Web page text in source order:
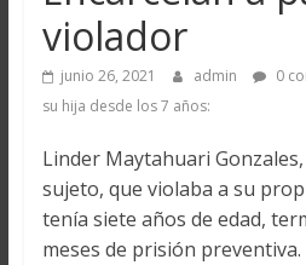
violador
junio 26, 2021 admin 0
su hija desde los 7 años:
Linder Maytahuari
sujeto, que violaba a su
tenía siete años de edad,
meses de prisión preventiva.